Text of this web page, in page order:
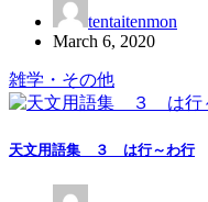
tentaitenmon
March 6, 2020
雑学・その他
天文用語集 ３ は行～わ行